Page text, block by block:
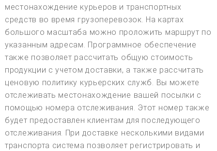
местонахождение курьеров и транспортных
средств во время грузоперевозок. На картах
большого масштаба можно проложить маршрут по
указанным адресам. Программное обеспечение
также позволяет рассчитать общую стоимость
продукции с учетом доставки, а также рассчитать
ценовую политику курьерских служб. Вы можете
отслеживать местонахождение вашей посылки с
помощью номера отслеживания. Этот номер также
будет предоставлен клиентам для последующего
отслеживания. При доставке несколькими видами
транспорта система позволяет регистрировать и